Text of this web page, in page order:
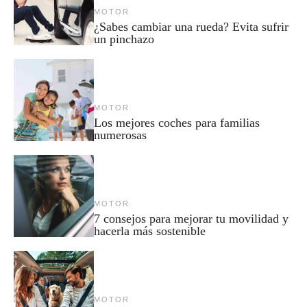
MOTOR
¿Sabes cambiar una rueda? Evita sufrir
un pinchazo
MOTOR
Los mejores coches para familias
numerosas
MOTOR
7 consejos para mejorar tu movilidad y
hacerla más sostenible
MOTOR